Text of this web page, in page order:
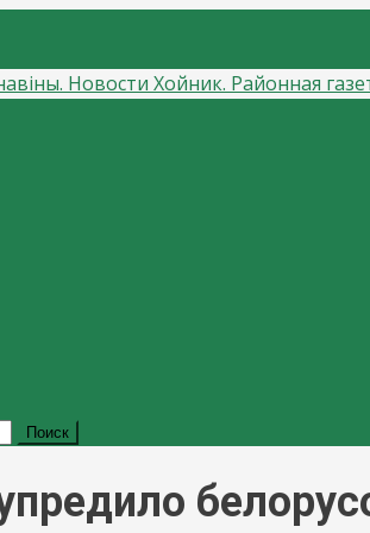
Новости Хойник. Районная газета